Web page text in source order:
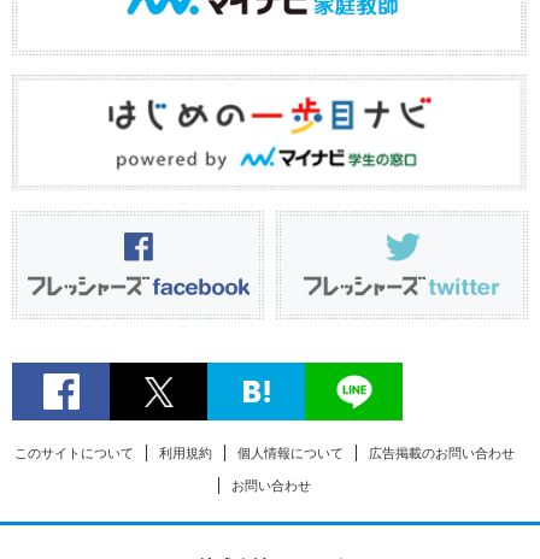
このサイトについて 利用規約 個人情報について 広告掲載のお問い合わせ
お問い合わせ